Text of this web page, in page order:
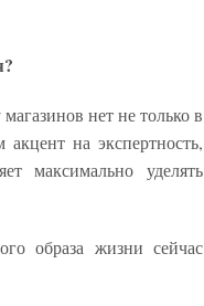
нет не только в
на экспертность,
максимально уделять
образа жизни сейчас